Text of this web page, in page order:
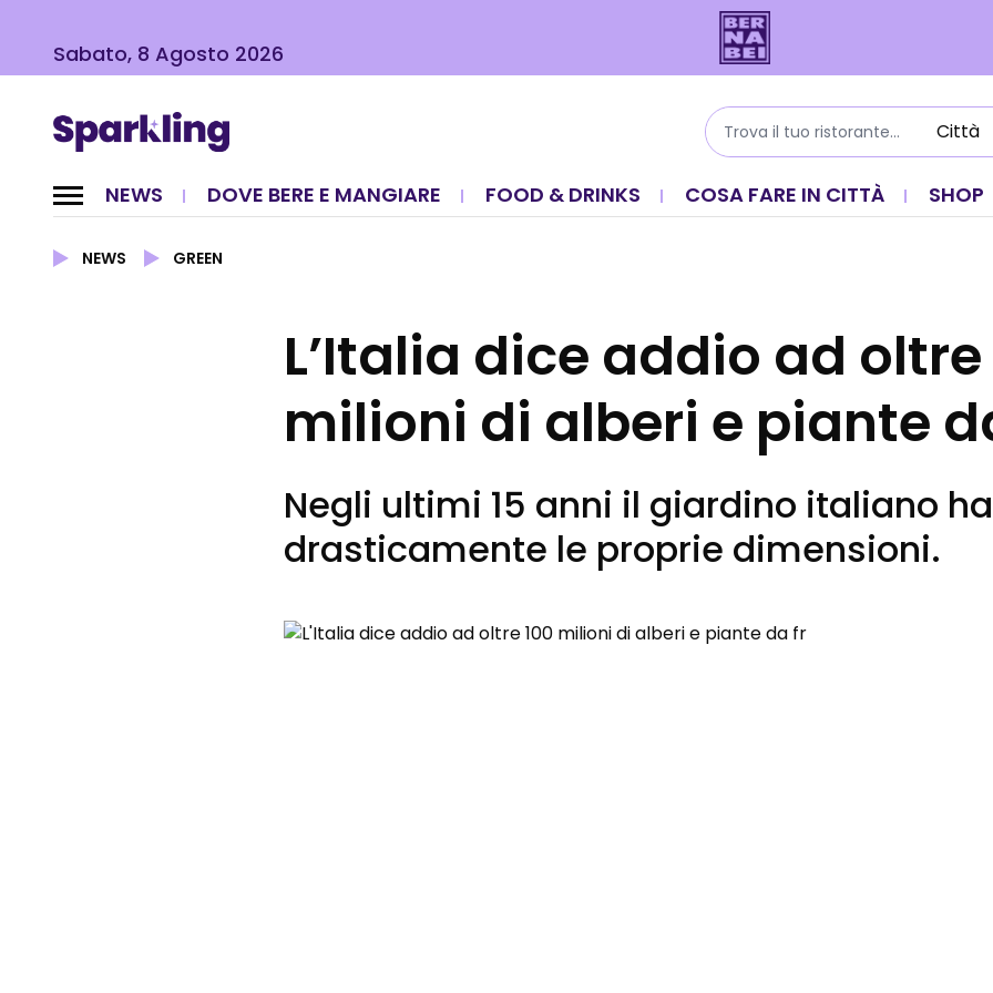
Sabato, 8 Agosto 2026
NEWS DOVE BERE E MANGIARE FOOD & DRINKS COSA FARE IN CITTÀ SHOP
NEWS GREEN
L’Italia dice addio ad oltre
milioni di alberi e piante
Negli ultimi 15 anni il giardino italiano
drasticamente le proprie dimensioni.